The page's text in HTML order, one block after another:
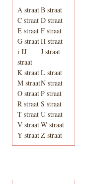
A straatB straat
C straat D straat
E straat F straat
G straatH straat
i IJ
straat
J straat
K straatL straat
M straatN straat
O straatP straat
R straat S straat
T straat U straat
V straatW straat
Y straatZ straat